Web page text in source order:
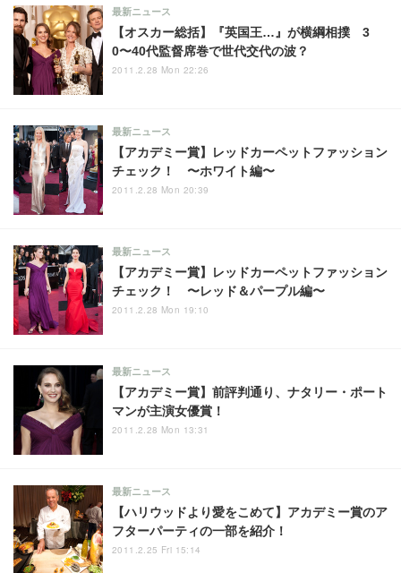
【オスカー総括】『英国王…』が横綱相撲 3
0〜40代監督席巻で世代交代の波？
最新ニュース
2011.2.28 Mon 22:26
【アカデミー賞】レッドカーペットファッション
チェック！ 〜ホワイト編〜
最新ニュース
2011.2.28 Mon 20:39
【アカデミー賞】レッドカーペットファッション
チェック！ 〜レッド＆パープル編〜
最新ニュース
2011.2.28 Mon 19:10
【アカデミー賞】前評判通り、ナタリー・ポート
マンが主演女優賞！
最新ニュース
2011.2.28 Mon 13:31
【ハリウッドより愛をこめて】アカデミー賞のア
フターパーティの一部を紹介！
最新ニュース
2011.2.25 Fri 15:14